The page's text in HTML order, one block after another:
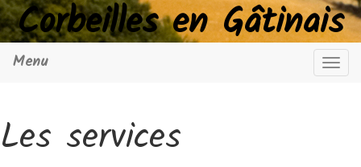
Corbeilles en Gâtinais
Menu
Les services